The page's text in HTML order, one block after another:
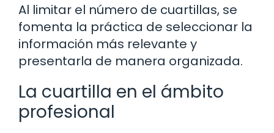
Al limitar el número de cuartillas, se
fomenta la práctica de seleccionar la
información más relevante y
presentarla de manera organizada.
La cuartilla en el ámbito
profesional